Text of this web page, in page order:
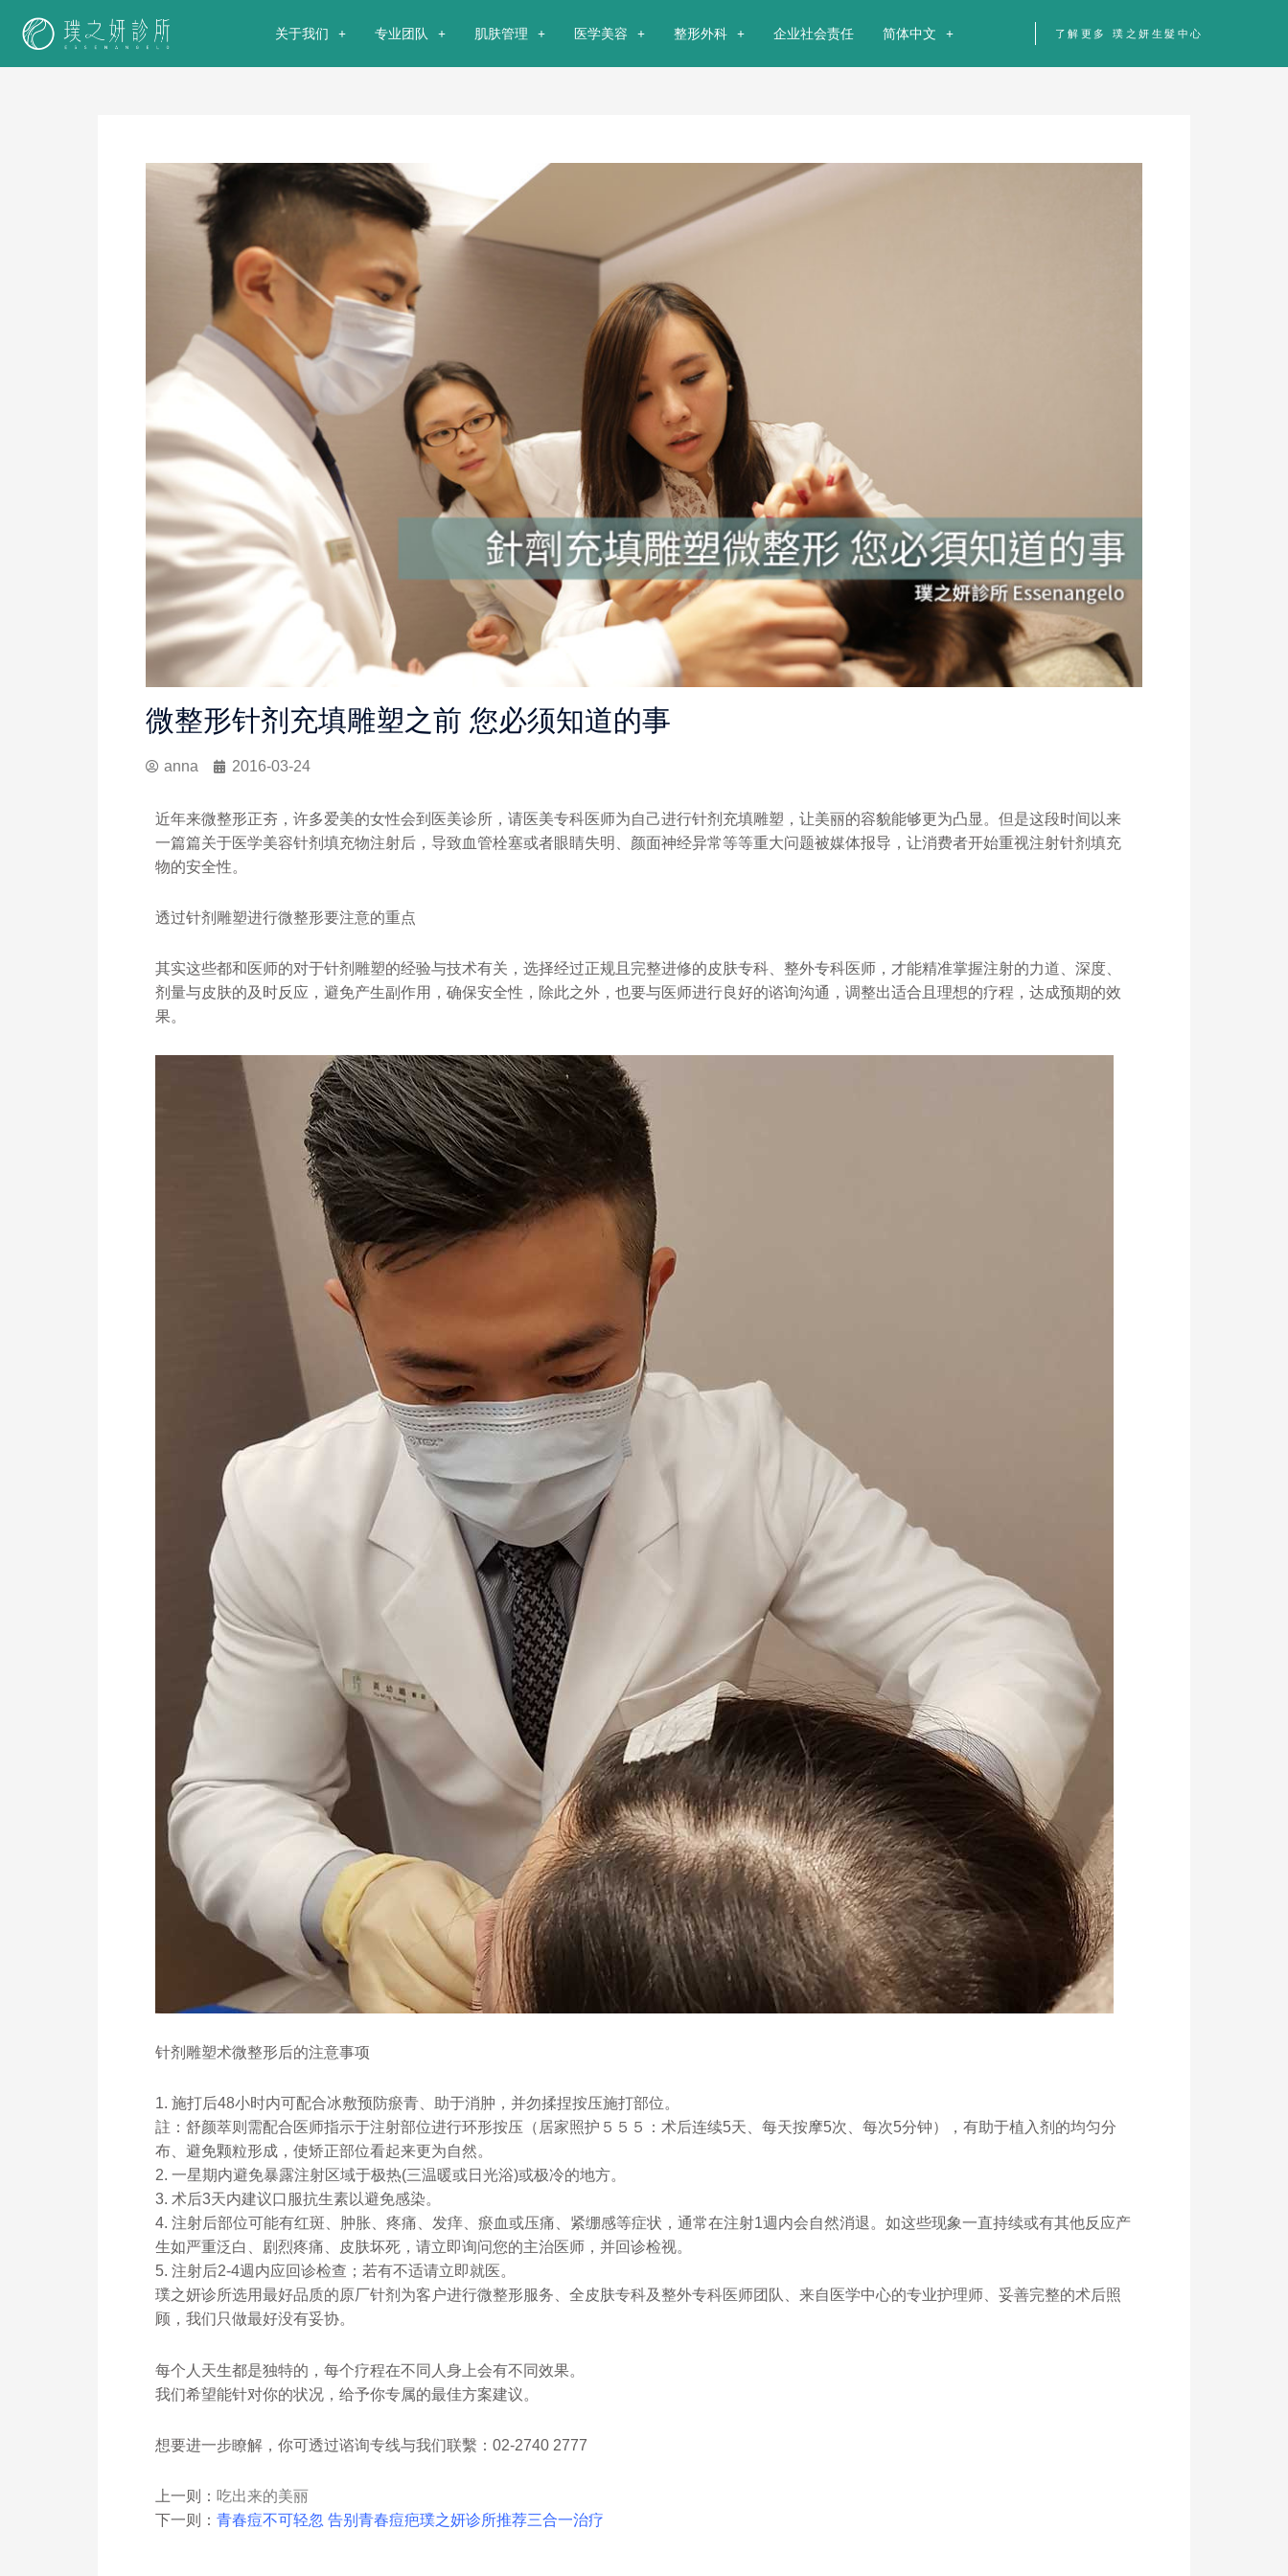
关于我们 专业团队 肌肤管理 医学美容 整形外科 企业社会责任 简体中文 了解更多 璞之妍生髮中心
微整形针剂充填雕塑之前 您必须知道的事
anna 2016-03-24
近年来微整形正夯，许多爱美的女性会到医美诊所，请医美专科医师为自己进行针剂充填雕塑，让美丽的容貌能够更为凸显。但是这段时间以来
一篇篇关于医学美容针剂填充物注射后，导致血管栓塞或者眼睛失明、颜面神经异常等等重大问题被媒体报导，让消费者开始重视注射针剂填充
物的安全性。
透过针剂雕塑进行微整形要注意的重点
其实这些都和医师的对于针剂雕塑的经验与技术有关，选择经过正规且完整进修的皮肤专科、整外专科医师，才能精准掌握注射的力道、深度、
剂量与皮肤的及时反应，避免产生副作用，确保安全性，除此之外，也要与医师进行良好的谘询沟通，调整出适合且理想的疗程，达成预期的效
果。
针剂雕塑术微整形后的注意事项
1. 施打后48小时内可配合冰敷预防瘀青、助于消肿，并勿揉捏按压施打部位。
註：舒颜萃则需配合医师指示于注射部位进行环形按压（居家照护５５５：术后连续5天、每天按摩5次、每次5分钟），有助于植入剂的均匀分
布、避免颗粒形成，使矫正部位看起来更为自然。
2. 一星期内避免暴露注射区域于极热(三温暖或日光浴)或极冷的地方。
3. 术后3天内建议口服抗生素以避免感染。
4. 注射后部位可能有红斑、肿胀、疼痛、发痒、瘀血或压痛、紧绷感等症状，通常在注射1週内会自然消退。如这些现象一直持续或有其他反应产
生如严重泛白、剧烈疼痛、皮肤坏死，请立即询问您的主治医师，并回诊检视。
5. 注射后2-4週内应回诊检查；若有不适请立即就医。
璞之妍诊所选用最好品质的原厂针剂为客户进行微整形服务、全皮肤专科及整外专科医师团队、来自医学中心的专业护理师、妥善完整的术后照
顾，我们只做最好没有妥协。
每个人天生都是独特的，每个疗程在不同人身上会有不同效果。
我们希望能针对你的状况，给予你专属的最佳方案建议。
想要进一步瞭解，你可透过谘询专线与我们联繫：02-2740 2777
上一则： 吃出来的美丽
下一则： 青春痘不可轻忽 告别青春痘疤璞之妍诊所推荐三合一治疗